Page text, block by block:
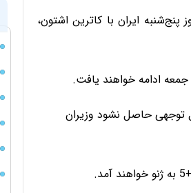
ایران با کاترین اشتون،
ادامه خواهند یافت.
پیشرفت قابل توجهی حاصل نشود وزیران